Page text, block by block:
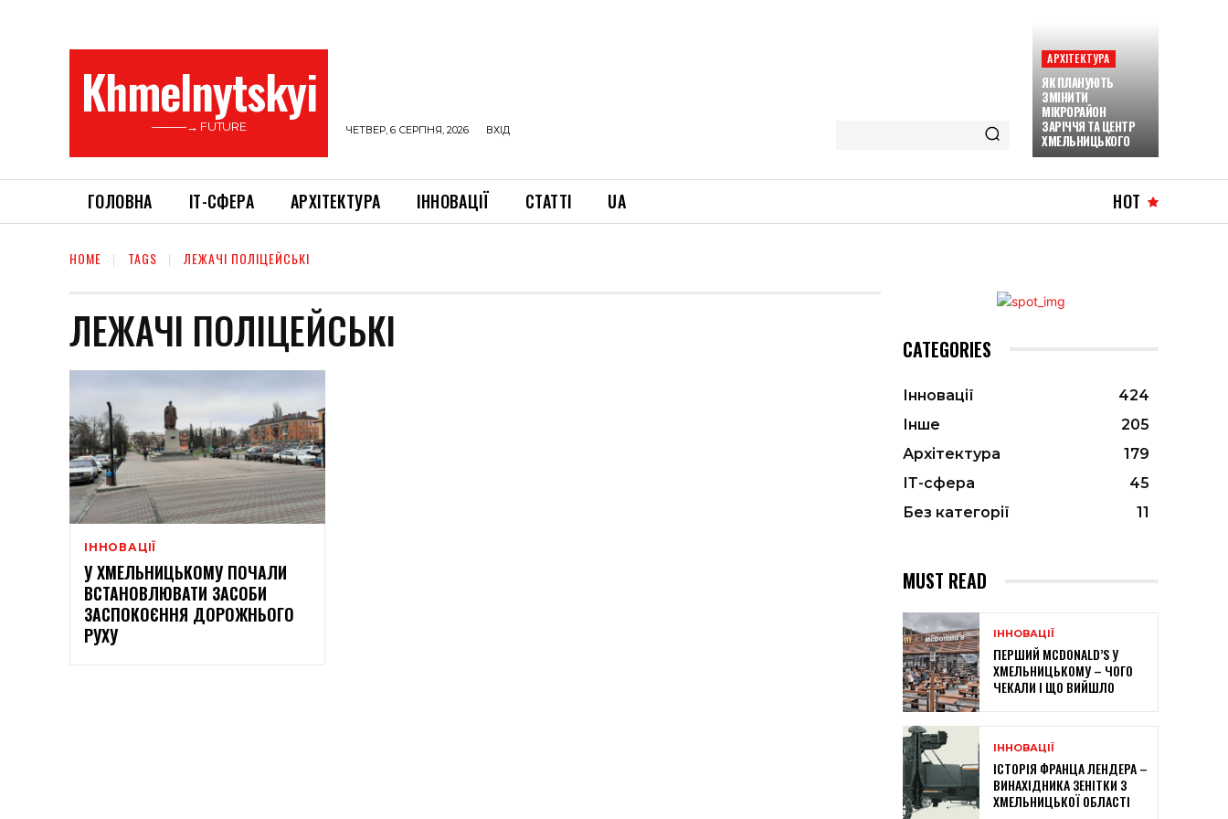
Khmelnytskyi
———→ FUTURE ЧЕТВЕР, 6 СЕРПНЯ, 2026 ВХІД
АРХІТЕКТУРА
ЯК ПЛАНУЮТЬ
ЗМІНИТИ
МІКРОРАЙОН
ЗАРІЧЧЯ ТА ЦЕНТР
ХМЕЛЬНИЦЬКОГО
ГОЛОВНА ІТ-СФЕРА АРХІТЕКТУРА ІННОВАЦІЇ СТАТТІ UA HOT
HOME TAGS ЛЕЖАЧІ ПОЛІЦЕЙСЬКІ
ЛЕЖАЧІ ПОЛІЦЕЙСЬКІ
ІННОВАЦІЇ
У ХМЕЛЬНИЦЬКОМУ ПОЧАЛИ
ВСТАНОВЛЮВАТИ ЗАСОБИ
ЗАСПОКОЄННЯ ДОРОЖНЬОГО
РУХУ
CATEGORIES
Інновації
424
Інше
205
Архітектура
179
ІТ-сфера
45
Без категорії
11
MUST READ
ІННОВАЦІЇ
ПЕРШИЙ MCDONALD’S У
ХМЕЛЬНИЦЬКОМУ – ЧОГО
ЧЕКАЛИ І ЩО ВИЙШЛО
ІННОВАЦІЇ
ІСТОРІЯ ФРАНЦА ЛЕНДЕРА –
ВИНАХІДНИКА ЗЕНІТКИ З
ХМЕЛЬНИЦЬКОЇ ОБЛАСТІ